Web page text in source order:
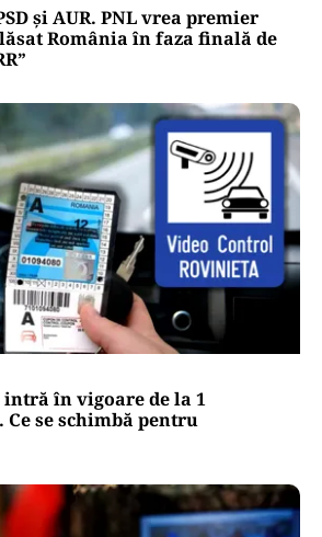
și AUR. PNL vrea premier
România în faza finală de
în vigoare de la 1
Ce se schimbă pentru